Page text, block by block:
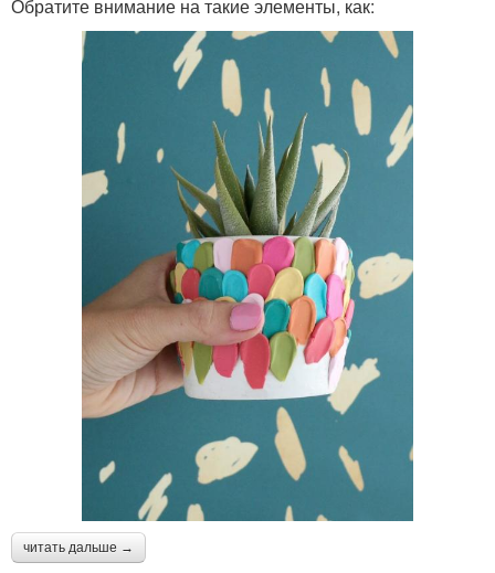
Обратите внимание на такие элементы, как:
читать дальше →